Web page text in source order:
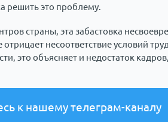
решить это проблему.
страны, эта забастовка
несоответствие условий
это объясняет и недостаток
к нашему телеграм-каналу